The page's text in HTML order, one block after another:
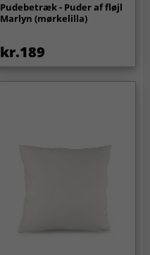
Pudebetræk - Puder af fløjl
Marlyn (mørkelilla)
kr.189